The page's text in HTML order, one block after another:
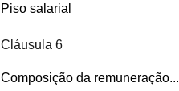
Piso salarial
Cláusula 6
Composição da remuneração...